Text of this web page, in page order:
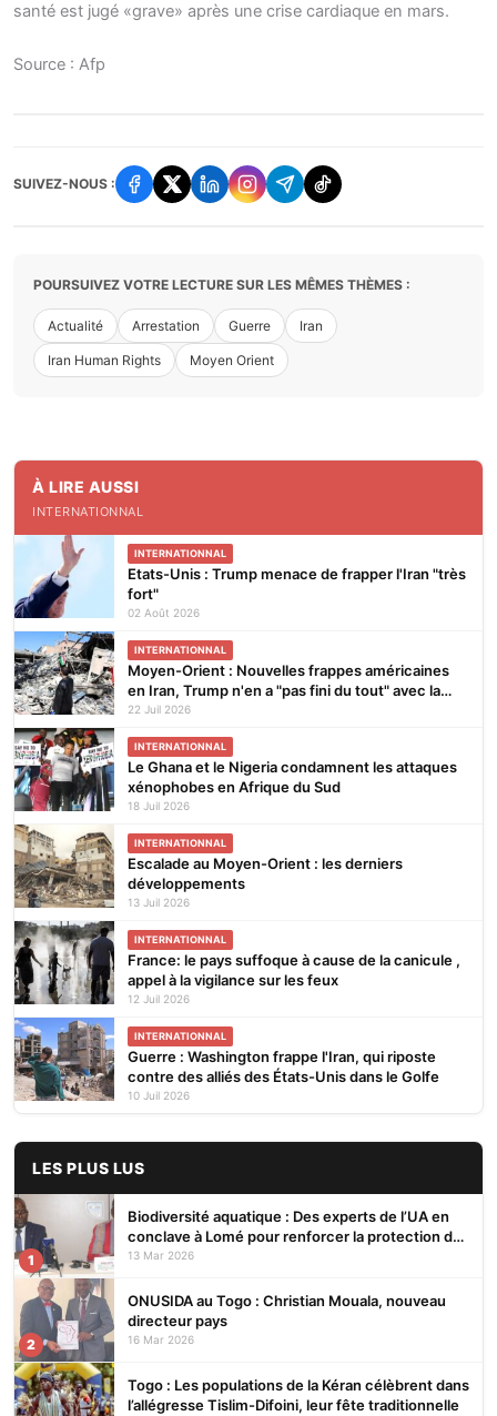
santé est jugé «grave» après une crise cardiaque en mars.
Source : Afp
SUIVEZ-NOUS :
POURSUIVEZ VOTRE LECTURE SUR LES MÊMES THÈMES :
Actualité Arrestation Guerre Iran
Iran Human Rights Moyen Orient
À LIRE AUSSI
INTERNATIONNAL
INTERNATIONNAL
Etats-Unis : Trump menace de frapper l'Iran "très
fort"
02 Août 2026
INTERNATIONNAL
Moyen-Orient : Nouvelles frappes américaines
en Iran, Trump n'en a "pas fini du tout" avec la
guerre
22 Juil 2026
INTERNATIONNAL
Le Ghana et le Nigeria condamnent les attaques
xénophobes en Afrique du Sud
18 Juil 2026
INTERNATIONNAL
Escalade au Moyen-Orient : les derniers
développements
13 Juil 2026
INTERNATIONNAL
France: le pays suffoque à cause de la canicule ,
appel à la vigilance sur les feux
12 Juil 2026
INTERNATIONNAL
Guerre : Washington frappe l'Iran, qui riposte
contre des alliés des États-Unis dans le Golfe
10 Juil 2026
LES PLUS LUS
1
Biodiversité aquatique : Des experts de l’UA en
conclave à Lomé pour renforcer la protection des
écosystèmes
13 Mar 2026
2
ONUSIDA au Togo : Christian Mouala, nouveau
directeur pays
16 Mar 2026
Togo : Les populations de la Kéran célèbrent dans
l’allégresse Tislim-Difoini, leur fête traditionnelle